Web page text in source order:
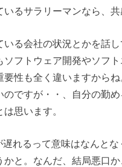
るサラリーマンなら、
いる会社の状況とかを話
ソフトウェア開発やソフ
要性も全く違いますから
のですが・・、自分の勤
思います。
れるって意味はなんと
かと。なんだ、結局悪口